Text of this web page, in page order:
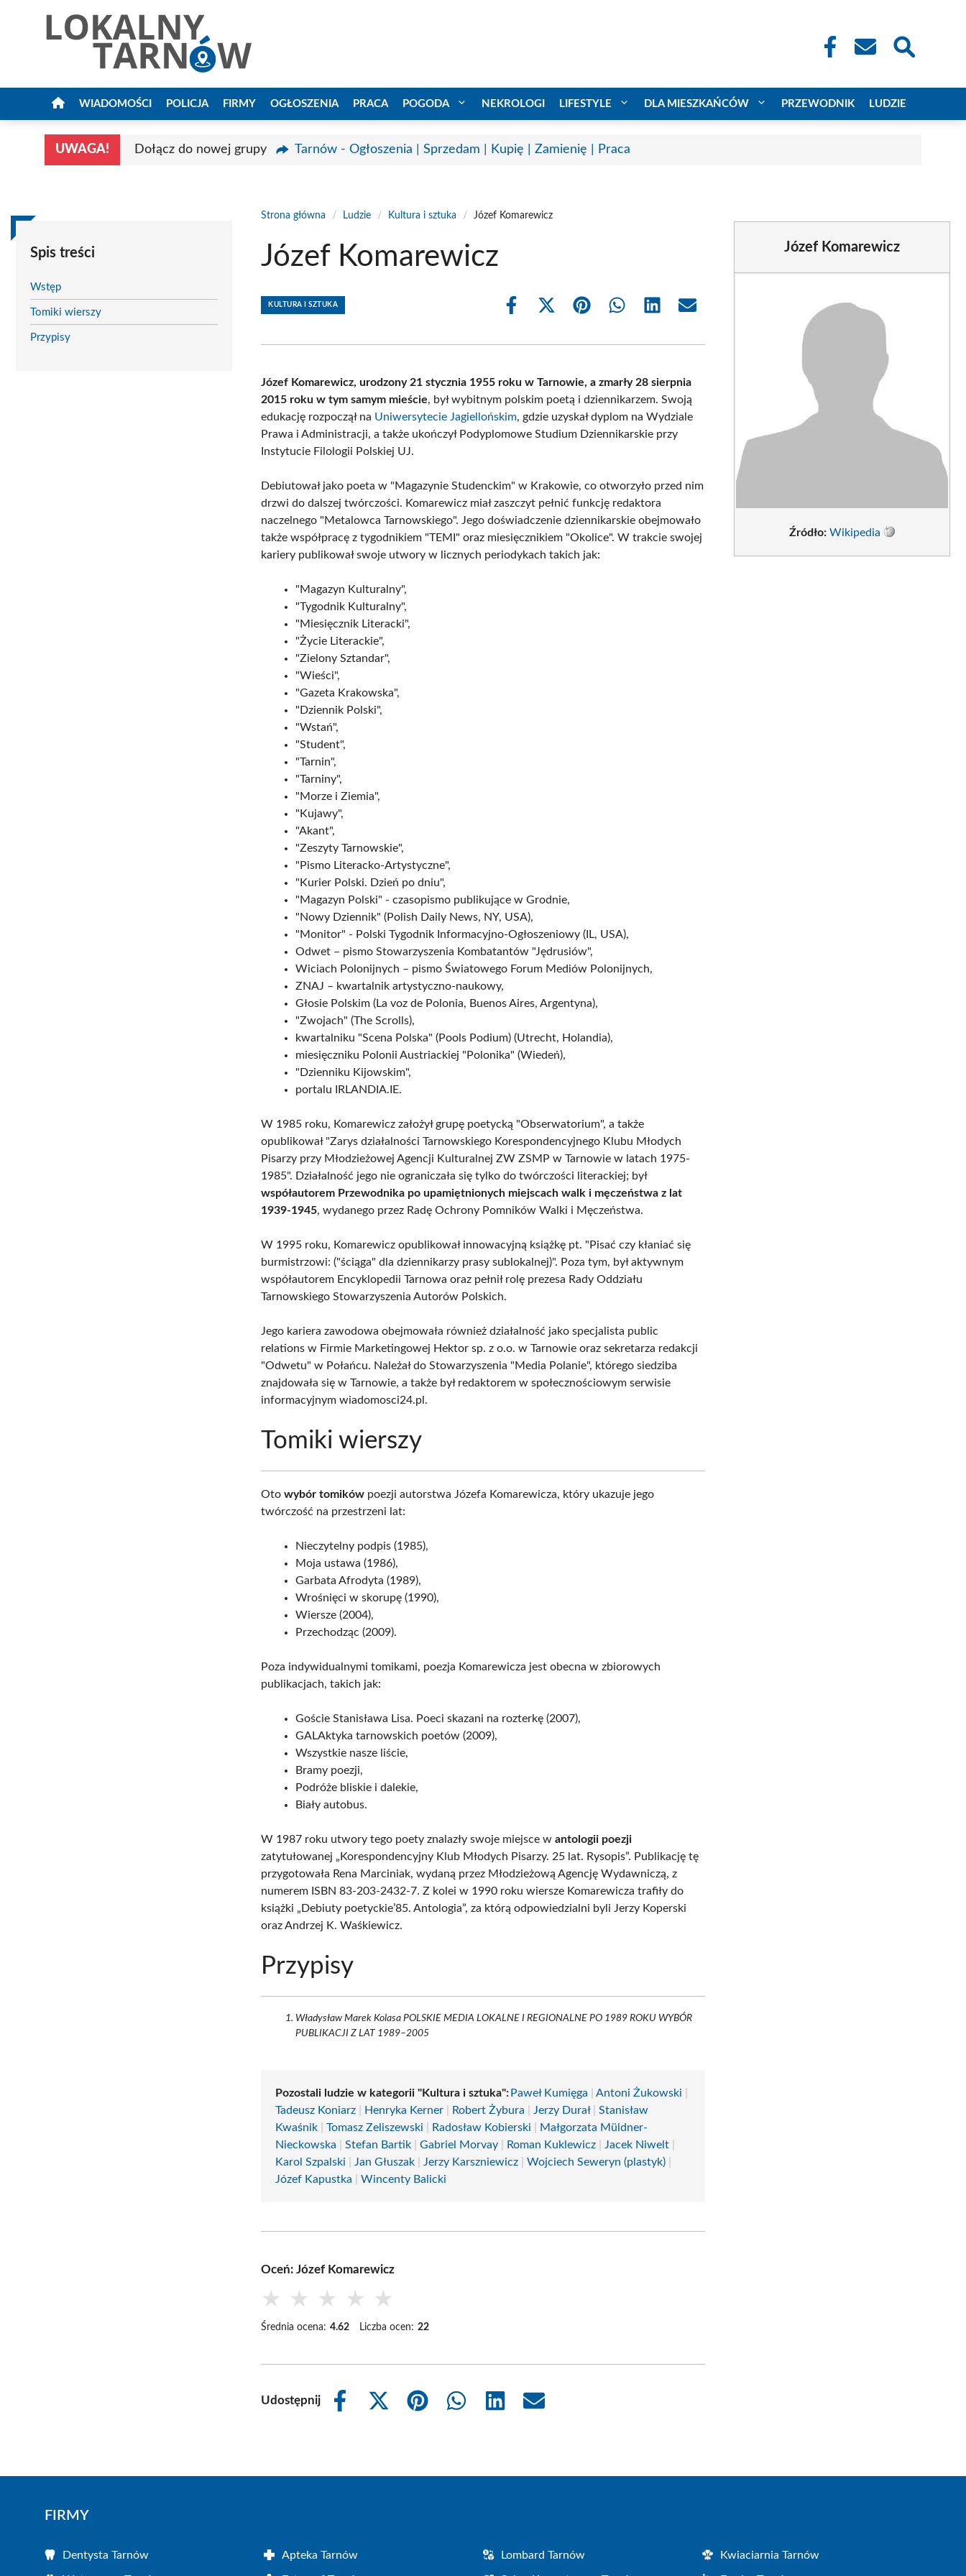
WIADOMOŚCI POLICJA FIRMY OGŁOSZENIA PRACA POGODA NEKROLOGI LIFESTYLE DLA MIESZKAŃCÓW PRZEWODNIK LUDZIE
UWAGA! Dołącz do nowej grupy Tarnów - Ogłoszenia | Sprzedam | Kupię | Zamienię | Praca
Spis treści
Wstęp
Tomiki wierszy
Przypisy
Strona główna / Ludzie / Kultura i sztuka / Józef Komarewicz
Józef Komarewicz
KULTURA I SZTUKA
Share
Share
(Twitter)
Share Share Share Share
Józef Komarewicz, urodzony 21 stycznia 1955 roku w Tarnowie, a zmarły 28 sierpnia
2015 roku w tym samym mieście, był wybitnym polskim poetą i dziennikarzem. Swoją
edukację rozpoczął na Uniwersytecie Jagiellońskim, gdzie uzyskał dyplom na Wydziale
Prawa i Administracji, a także ukończył Podyplomowe Studium Dziennikarskie przy
Instytucie Filologii Polskiej UJ.
Debiutował jako poeta w "Magazynie Studenckim" w Krakowie, co otworzyło przed nim
drzwi do dalszej twórczości. Komarewicz miał zaszczyt pełnić funkcję redaktora
naczelnego "Metalowca Tarnowskiego". Jego doświadczenie dziennikarskie obejmowało
także współpracę z tygodnikiem "TEMI" oraz miesięcznikiem "Okolice". W trakcie swojej
kariery publikował swoje utwory w licznych periodykach takich jak:
"Magazyn Kulturalny",
"Tygodnik Kulturalny",
"Miesięcznik Literacki",
"Życie Literackie",
"Zielony Sztandar",
"Wieści",
"Gazeta Krakowska",
"Dziennik Polski",
"Wstań",
"Student",
"Tarnin",
"Tarniny",
"Morze i Ziemia",
"Kujawy",
"Akant",
"Zeszyty Tarnowskie",
"Pismo Literacko-Artystyczne",
"Kurier Polski. Dzień po dniu",
"Magazyn Polski" - czasopismo publikujące w Grodnie,
"Nowy Dziennik" (Polish Daily News, NY, USA),
"Monitor" - Polski Tygodnik Informacyjno-Ogłoszeniowy (IL, USA),
Odwet – pismo Stowarzyszenia Kombatantów "Jędrusiów",
Wiciach Polonijnych – pismo Światowego Forum Mediów Polonijnych,
ZNAJ – kwartalnik artystyczno-naukowy,
Głosie Polskim (La voz de Polonia, Buenos Aires, Argentyna),
"Zwojach" (The Scrolls),
kwartalniku "Scena Polska" (Pools Podium) (Utrecht, Holandia),
miesięczniku Polonii Austriackiej "Polonika" (Wiedeń),
"Dzienniku Kijowskim",
portalu IRLANDIA.IE.
W 1985 roku, Komarewicz założył grupę poetycką "Obserwatorium", a także
opublikował "Zarys działalności Tarnowskiego Korespondencyjnego Klubu Młodych
Pisarzy przy Młodzieżowej Agencji Kulturalnej ZW ZSMP w Tarnowie w latach 1975-
1985". Działalność jego nie ograniczała się tylko do twórczości literackiej; był
współautorem Przewodnika po upamiętnionych miejscach walk i męczeństwa z lat
1939-1945, wydanego przez Radę Ochrony Pomników Walki i Męczeństwa.
W 1995 roku, Komarewicz opublikował innowacyjną książkę pt. "Pisać czy kłaniać się
burmistrzowi: ("ściąga" dla dziennikarzy prasy sublokalnej)". Poza tym, był aktywnym
współautorem Encyklopedii Tarnowa oraz pełnił rolę prezesa Rady Oddziału
Tarnowskiego Stowarzyszenia Autorów Polskich.
Jego kariera zawodowa obejmowała również działalność jako specjalista public
relations w Firmie Marketingowej Hektor sp. z o.o. w Tarnowie oraz sekretarza redakcji
"Odwetu" w Połańcu. Należał do Stowarzyszenia "Media Polanie", którego siedziba
znajdowała się w Tarnowie, a także był redaktorem w społecznościowym serwisie
informacyjnym wiadomosci24.pl.
Tomiki wierszy
Otowybór tomików poezji autorstwa Józefa Komarewicza, który ukazuje jego
twórczość na przestrzeni lat:
Nieczytelny podpis (1985),
Moja ustawa (1986),
Garbata Afrodyta (1989),
Wrośnięci w skorupę (1990),
Wiersze (2004),
Przechodząc (2009).
Poza indywidualnymi tomikami, poezja Komarewicza jest obecna w zbiorowych
publikacjach, takich jak:
Goście Stanisława Lisa. Poeci skazani na rozterkę (2007),
GALAktyka tarnowskich poetów (2009),
Wszystkie nasze liście,
Bramy poezji,
Podróże bliskie i dalekie,
Biały autobus.
W 1987 roku utwory tego poety znalazły swoje miejsce wantologii poezji
zatytułowanej „Korespondencyjny Klub Młodych Pisarzy. 25 lat. Rysopis”. Publikację tę
przygotowała Rena Marciniak, wydaną przez Młodzieżową Agencję Wydawniczą, z
numerem ISBN 83-203-2432-7. Z kolei w 1990 roku wiersze Komarewicza trafiły do
książki „Debiuty poetyckie’85. Antologia”, za którą odpowiedzialni byli Jerzy Koperski
oraz Andrzej K. Waśkiewicz.
Przypisy
Władysław Marek Kolasa POLSKIE MEDIA LOKALNE I REGIONALNE PO 1989 ROKU WYBÓR
PUBLIKACJI Z LAT 1989–2005
Pozostali ludzie w kategorii "Kultura i sztuka":Paweł Kumięga |Antoni Żukowski
Tadeusz Koniarz
Henryka Kerner Robert Żybura Jerzy Durał|Stanisław
Kwaśnik |Tomasz Zeliszewski Radosław Kobierski
Małgorzata Müldner-
Nieckowska |Stefan Bartik |Gabriel Morvay Roman Kuklewicz Jacek Niwelt
Karol Szpalski
Jan Głuszak Jerzy Karszniewicz |Wojciech Seweryn (plastyk)
Józef Kapustka |Wincenty Balicki
Oceń: Józef Komarewicz
★ ★ ★ ★ ★
Średnia ocena: 4.62 Liczba ocen: 22
Udostępnij
Share
Share
Share
Share
Share
Share
Józef Komarewicz
Źródło: Wikipedia
FIRMY
Dentysta Tarnów Apteka Tarnów Lombard Tarnów Kwiaciarnia Tarnów